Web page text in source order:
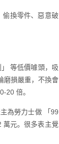
偷換零件、惡意破
等低價噱頭，吸
磨損嚴重，不換會
20 倍。
為勞力士做 「99
萬元。很多表主覺